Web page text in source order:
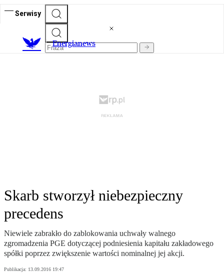
Serwisy
Energianews
Skarb stworzył niebezpieczny
precedens
Niewiele zabrakło do zablokowania uchwały walnego
zgromadzenia PGE dotyczącej podniesienia kapitału zakładowego
spółki poprzez zwiększenie wartości nominalnej jej akcji.
Publikacja: 13.09.2016 19:47